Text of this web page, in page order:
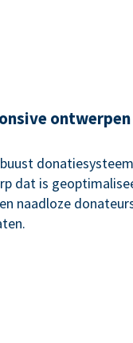
ontwerpen
dat is
naadloze